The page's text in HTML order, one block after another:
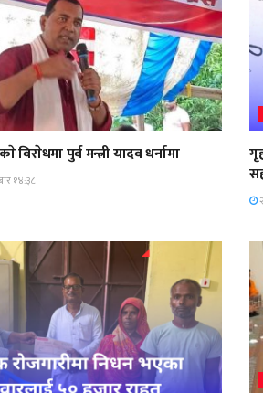
विराेधमा पुर्व मन्त्री यादव धर्नामा
१४:३८